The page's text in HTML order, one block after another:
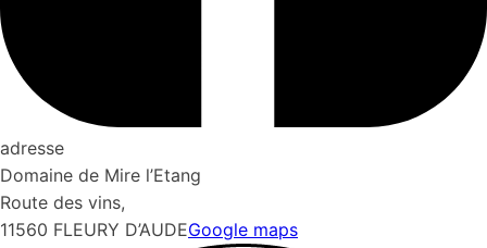
adresse
Domaine de Mire l’Etang
Route des vins,
11560 FLEURY D’AUDEGoogle maps